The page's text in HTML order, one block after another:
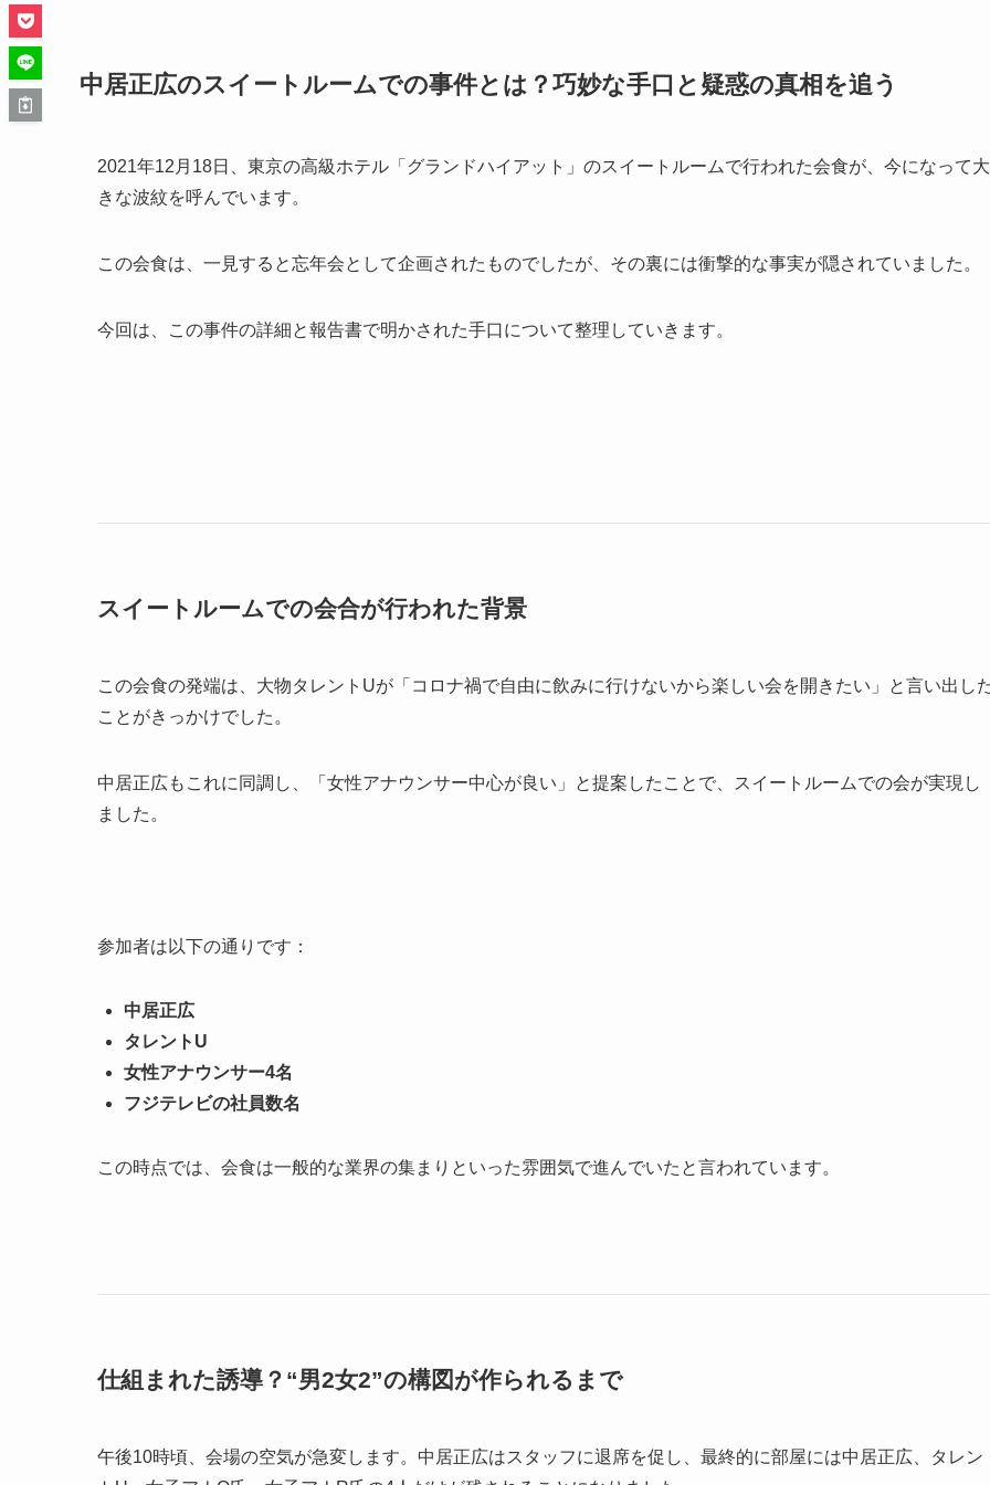
中居正広のスイートルームでの事件とは？巧妙な手口と疑惑の真相を追う
2021年12月18日、東京の高級ホテル「グランドハイアット」のスイートルームで行われた会食が、今になって大
きな波紋を呼んでいます。
この会食は、一見すると忘年会として企画されたものでしたが、その裏には衝撃的な事実が隠されていました。
今回は、この事件の詳細と報告書で明かされた手口について整理していきます。
スイートルームでの会合が行われた背景
この会食の発端は、大物タレントUが「コロナ禍で自由に飲みに行けないから楽しい会を開きたい」と言い出し
ことがきっかけでした。
中居正広もこれに同調し、「女性アナウンサー中心が良い」と提案したことで、スイートルームでの会が実現し
ました。
参加者は以下の通りです：
中居正広
タレントU
女性アナウンサー4名
フジテレビの社員数名
この時点では、会食は一般的な業界の集まりといった雰囲気で進んでいたと言われています。
仕組まれた誘導？“男2女2”の構図が作られるまで
午後10時頃、会場の空気が急変します。中居正広はスタッフに退席を促し、最終的に部屋には中居正広、タレン